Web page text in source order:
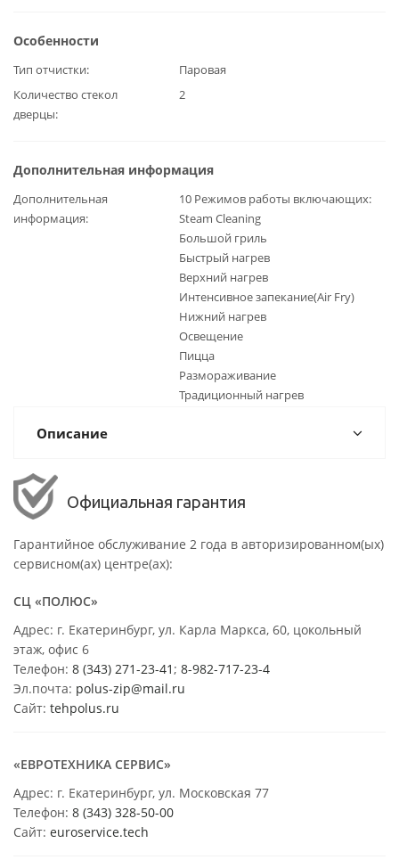
Особенности
Тип отчистки
Паровая
Количество стекол
дверцы
2
Дополнительная информация
Дополнительная
информация
10 Режимов работы включающих:
Steam Сleaning
Большой гриль
Быстрый нагрев
Верхний нагрев
Интенсивное запекание(Air Fry)
Нижний нагрев
Освещение
Пицца
Размораживание
Традиционный нагрев
Описание
Официальная гарантия
Гарантийное обслуживание 2 года в авторизированном(ых)
сервисном(ах) центре(ах):
СЦ «ПОЛЮС»
Адрес: г. Екатеринбург, ул. Карла Маркса, 60, цокольный
этаж, офис 6
Телефон: 8 (343) 271-23-41 ; 8-982-717-23-4
Эл.почта: polus-zip@mail.ru
Сайт: tehpolus.ru
«ЕВРОТЕХНИКА СЕРВИС»
Адрес: г. Екатеринбург, ул. Московская 77
Телефон: 8 (343) 328-50-00
Сайт: euroservice.tech